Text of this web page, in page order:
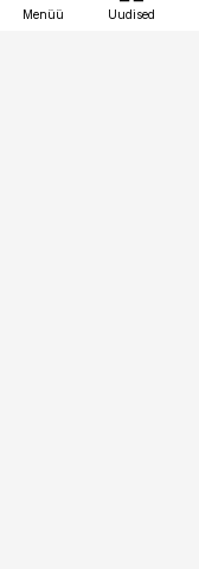
Menüü Uudised